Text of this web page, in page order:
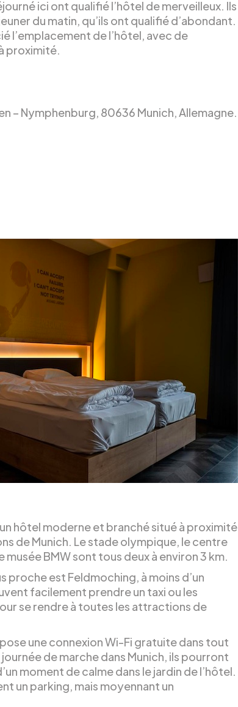
ici ont qualifié l’hôtel de merveilleux. Ils
du matin, qu’ils ont qualifié d’abondant.
l’emplacement de l’hôtel, avec de
proximité.
– Nymphenburg, 80636 Munich, Allemagne.
hôtel moderne et branché situé à proximité
de Munich. Le stade olympique, le centre
BMW sont tous deux à environ 3 km.
proche est Feldmoching, à moins d’un
facilement prendre un taxi ou les
se rendre à toutes les attractions de
une connexion Wi-Fi gratuite dans tout
de marche dans Munich, ils pourront
moment de calme dans le jardin de l’hôtel.
un parking, mais moyennant un